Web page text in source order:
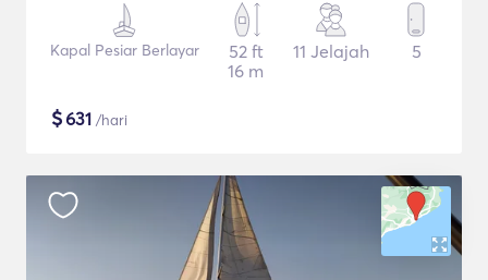
Kapal Pesiar Berlayar
52 ft
16 m
11 Jelajah 5
$631 /hari